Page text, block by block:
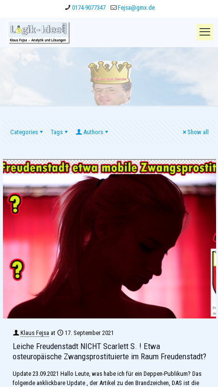
0174-9077347 Fejsa@gmx.de
Categories Tags Authors Show all
Klaus Fejsa at 17. September 2021
Leiche Freudenstadt NICHT Scarlett S. ! Etwa
osteuropäische Zwangsprostituierte im Raum Freudenstadt?
Update 23.09.2021 Hallo Leute, was habe ich für ein Deppen-Publikum? Das
folgende anklickbare Update , der Artikel zu den Brandzeichen, DAS ist die